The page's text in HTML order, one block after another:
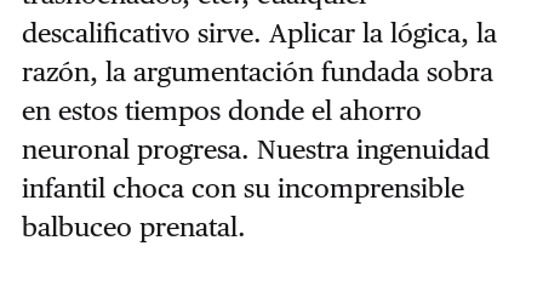
descalificativo sirve. Aplicar la lógica, la
razón, la argumentación fundada sobra
en estos tiempos donde el ahorro
neuronal progresa. Nuestra ingenuidad
infantil choca con su incomprensible
balbuceo prenatal.